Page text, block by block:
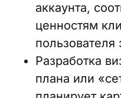
аккаунта,
ценностям
пользователя
Разработка
плана или